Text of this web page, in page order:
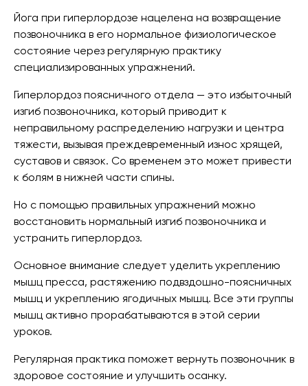
Йога при гиперлордозе нацелена на возвращение
позвоночника в его нормальное физиологическое
состояние через регулярную практику
специализированных упражнений.
Гиперлордоз поясничного отдела — это избыточный
изгиб позвоночника, который приводит к
неправильному распределению нагрузки и центра
тяжести, вызывая преждевременный износ хрящей,
суставов и связок. Со временем это может привести
к болям в нижней части спины.
Но с помощью правильных упражнений можно
восстановить нормальный изгиб позвоночника и
устранить гиперлордоз.
Основное внимание следует уделить укреплению
мышц пресса, растяжению подвздошно-поясничных
мышц и укреплению ягодичных мышц. Все эти группы
мышц активно прорабатываются в этой серии
уроков.
Регулярная практика поможет вернуть позвоночник в
здоровое состояние и улучшить осанку.